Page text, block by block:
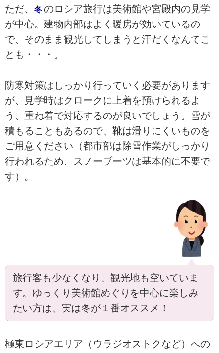
ただ、
冬 のロシア旅行は美術館や宮殿内の見学
が中心。建物内部はよく暖房が効いているの
で、そのまま観光してしまうと汗だくなんてこ
とも・・・。
防寒対策はしっかり行っていく必要があります
が、見学時はクロークに上着を預けられるよ
う、重ね着で対応するのが良いでしょう。雪が
積もることもあるので、靴は滑りにくいものを
ご用意ください（都市部は除雪作業がしっかり
行われるため、スノーブーツは基本的に不要で
す）。
旅行客も少なくなり、観光地も空いていま
す。ゆっくり美術館めぐりを中心に楽しみ
たい方は、実は冬が１番オススメ！
極東ロシアエリア（ウラジオストクなど）への